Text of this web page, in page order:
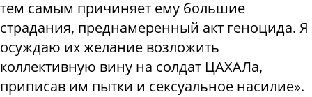
тем самым причиняет ему большие
страдания, преднамеренный акт геноцида. Я
осуждаю их желание возложить
коллективную вину на солдат ЦАХАЛа,
приписав им пытки и сексуальное насилие».